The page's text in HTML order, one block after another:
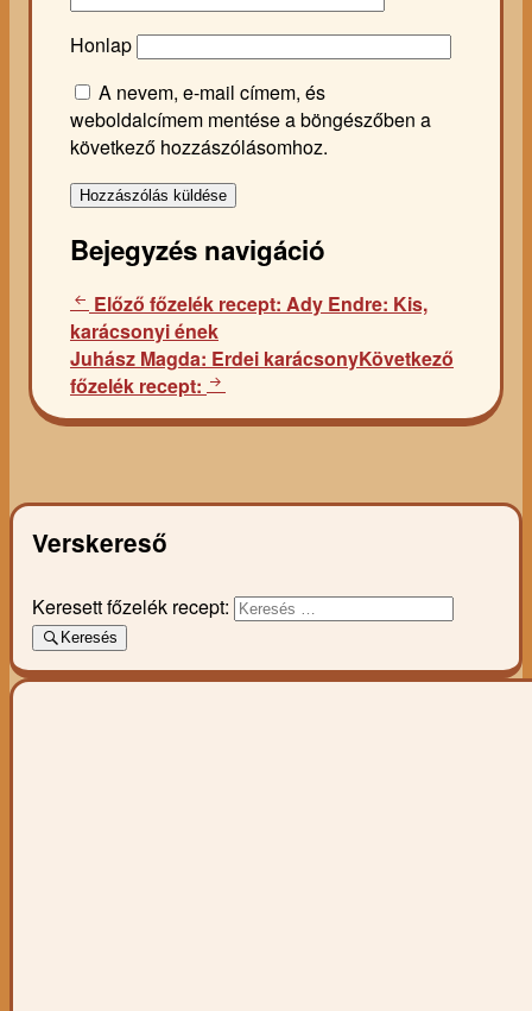
Honlap
A nevem, e-mail címem, és
weboldalcímem mentése a böngészőben a
következő hozzászólásomhoz.
Bejegyzés navigáció
Előző főzelék recept: Ady Endre: Kis,
karácsonyi ének
Juhász Magda: Erdei karácsonyKövetkező
főzelék recept:
Verskereső
Keresett főzelék recept:
Keresés